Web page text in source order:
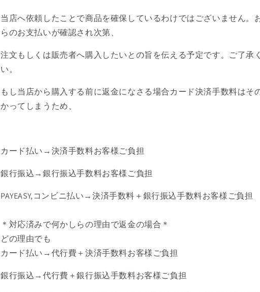
当店へ依頼したことで商品を確保しているわけではございません。
らのお支払いが確認され次第、
注文もしくは販売者へ購入したいとの旨を伝える予定です。ご了承
い。
もし当店から購入する前に返金になさる場合カード決済手数料はそ
かってしまうため、
カード払い→決済手数料お客様ご負担
銀行振込→銀行振込手数料お客様ご負担
PAYEASY,コンビニ払い→決済手数料＋銀行振込手数料お客様ご負担
＊対応済みで何かしらの理由で返金の場合＊
どの理由でも
カード払い→代行費＋決済手数料お客様ご負担
銀行振込→代行費＋銀行振込手数料お客様ご負担